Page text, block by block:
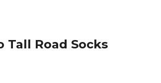
Tall Road Socks